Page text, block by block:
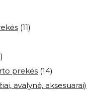
(11)
prekės (14)
avalynė, aksesuarai)